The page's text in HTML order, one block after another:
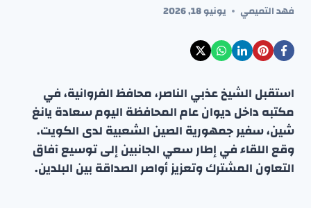
فهد التميمي يونيو 18, 2026
استقبل الشيخ عذبي الناصر، محافظ الفروانية، في
مكتبه داخل ديوان عام المحافظة اليوم سعادة يانغ
شين، سفير جمهورية الصين الشعبية لدى الكويت.
وقع اللقاء في إطار سعي الجانبين إلى توسيع آفاق
التعاون المشترك وتعزيز أواصر الصداقة بين البلدين.